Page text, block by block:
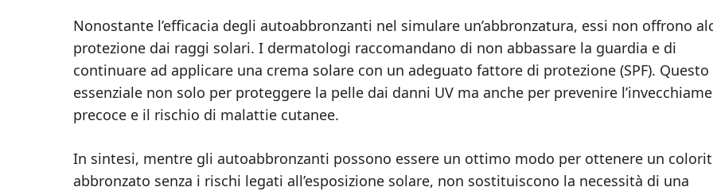
Nonostante l’efficacia degli autoabbronzanti nel simulare un’abbronzatura, essi non offrono
protezione dai raggi solari. I dermatologi raccomandano di non abbassare la guardia e di
continuare ad applicare una crema solare con un adeguato fattore di protezione (SPF). Questo
essenziale non solo per proteggere la pelle dai danni UV ma anche per prevenire
precoce e il rischio di malattie cutanee.
In sintesi, mentre gli autoabbronzanti possono essere un ottimo modo per ottenere un
abbronzato senza i rischi legati all’esposizione solare, non sostituiscono la necessità di una